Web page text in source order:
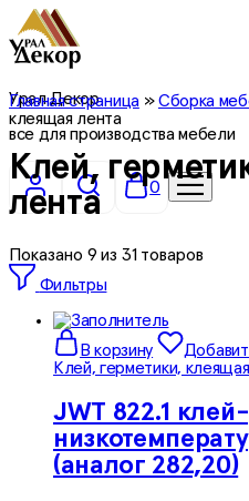
Урал Декор
все для производства мебели
0
Главная страница»Сборка
клеящая лента
Клей,
лента
Показано 9из31 товаров
Фильтры
В корзину
Клей, герметики,
JWT 822.1
(аналог 282,20)